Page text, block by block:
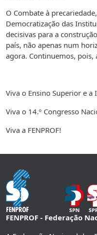
O Combate à
Democratização das
decisivas para a
país, não apenas num
agora. Continuemos, pois,
Viva o Ensino Superior e a
Viva o 14.º Congresso
Viva a FENPROF!
FENPROF - Federação